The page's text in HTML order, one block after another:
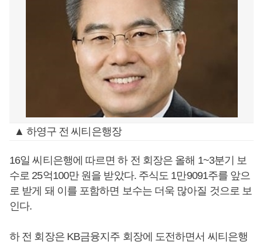
▲ 하영구 전 씨티은행장
16일 씨티은행에 따르면 하 전 회장은 올해 1~3분기 보
수로 25억100만 원을 받았다. 주식도 1만9091주를 앞으
로 받게 돼 이를 포함하면 보수는 더욱 많아질 것으로 보
인다.
하 전 회장은 KB금융지주 회장에 도전하면서 씨티은행